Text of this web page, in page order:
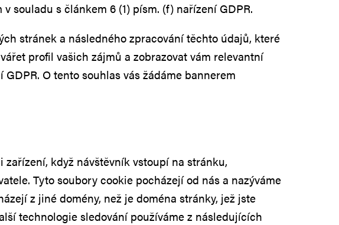
souladu s článkem 6 (1) písm. (f) nařízení GDPR.
stránek a následného zpracování těchto údajů, které
profil vašich zájmů a zobrazovat vám relevantní
O tento souhlas vás žádáme bannerem
když návštěvník vstoupí na stránku,
Tyto soubory cookie pocházejí od nás a nazýváme
z jiné domény, než je doména stránky, jež jste
technologie sledování používáme z následujících